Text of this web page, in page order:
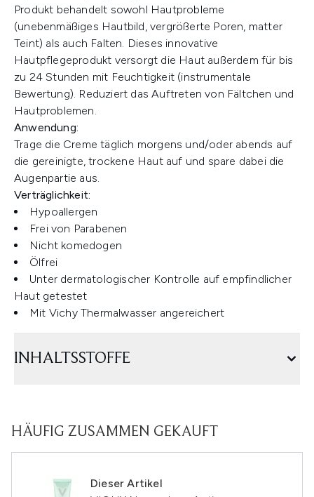
Produkt behandelt sowohl Hautprobleme
(unebenmäßiges Hautbild, vergrößerte Poren, matter
Teint) als auch Falten. Dieses innovative
Hautpflegeprodukt versorgt die Haut außerdem für bis
zu 24 Stunden mit Feuchtigkeit (instrumentale
Bewertung). Reduziert das Auftreten von Fältchen und
Hautproblemen.
Anwendung:
Trage die Creme täglich morgens und/oder abends auf
die gereinigte, trockene Haut auf und spare dabei die
Augenpartie aus.
Verträglichkeit:
Hypoallergen
Frei von Parabenen
Nicht komedogen
Ölfrei
Unter dermatologischer Kontrolle auf empfindlicher
Haut getestet
Mit Vichy Thermalwasser angereichert
INHALTSSTOFFE
HÄUFIG ZUSAMMEN GEKAUFT
Dieser Artikel